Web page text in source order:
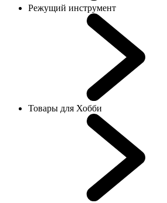
Режущий инструмент
Товары для Хобби